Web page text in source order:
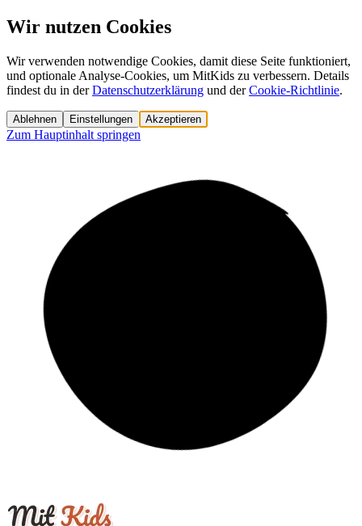
Wir nutzen Cookies
Wir verwenden notwendige Cookies, damit diese Seite funktioniert,
und optionale Analyse-Cookies, um MitKids zu verbessern. Details
findest du in der Datenschutzerklärung und der Cookie-Richtlinie.
Ablehnen Einstellungen Akzeptieren
Zum Hauptinhalt springen